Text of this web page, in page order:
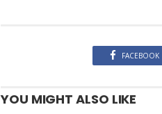
FACEBOOK
YOU MIGHT ALSO LIKE